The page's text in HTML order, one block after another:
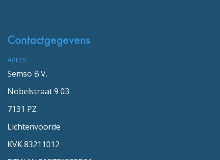
Contactgegevens
Adres:
Semso B.V.
Nobelstraat 9 03
7131 PZ
Lichtenvoorde
KVK 83211012